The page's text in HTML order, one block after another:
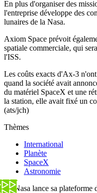
En plus d'organiser des
l'entreprise développe des
lunaires de la Nasa.
Axiom Space prévoit
spatiale commerciale, qui
l'ISS.
Les coûts exacts d'Ax-3
quand la société avait
du matériel SpaceX et une
la station, elle avait fixé un
(ats/jch)
Thèmes
International
Planète
SpaceX
Astronomie
La Nasa lance sa plateforme